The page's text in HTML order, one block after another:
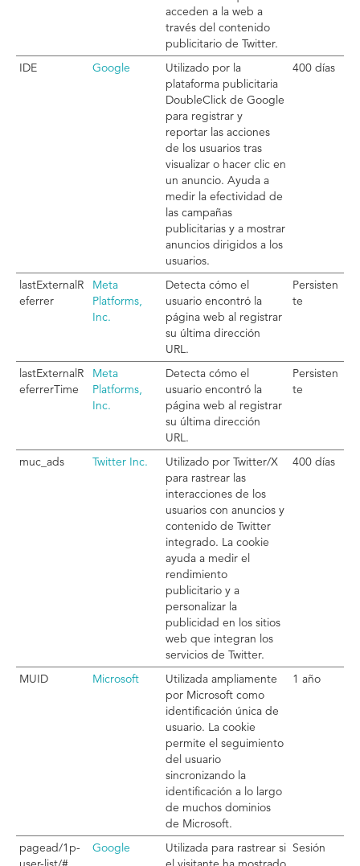
acceden a la web a
través del contenido
publicitario de Twitter.
IDE
Google
Utilizado por la
plataforma publicitaria
DoubleClick de Google
para registrar y
reportar las acciones
de los usuarios tras
visualizar o hacer clic en
un anuncio. Ayuda a
medir la efectividad de
las campañas
publicitarias y a mostrar
anuncios dirigidos a los
usuarios.
400 días
lastExternalR
eferrer
Meta
Platforms,
Inc.
Detecta cómo el
usuario encontró la
página web al registrar
su última dirección
URL.
Persisten
te
lastExternalR
eferrerTime
Meta
Platforms,
Inc.
Detecta cómo el
usuario encontró la
página web al registrar
su última dirección
URL.
Persisten
te
muc_ads Twitter Inc.
Utilizado por Twitter/X
para rastrear las
interacciones de los
usuarios con anuncios y
contenido de Twitter
integrado. La cookie
ayuda a medir el
rendimiento
publicitario y a
personalizar la
publicidad en los sitios
web que integran los
servicios de Twitter.
400 días
MUID Microsoft
Utilizada ampliamente
por Microsoft como
identificación única de
usuario. La cookie
permite el seguimiento
del usuario
sincronizando la
identificación a lo largo
de muchos dominios
de Microsoft.
1 año
pagead/1p-
Google
Utilizada para rastrear si Sesión